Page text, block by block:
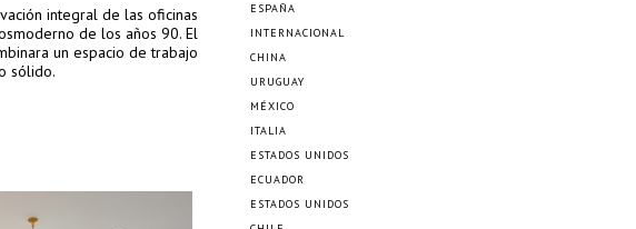
integral de las oficinas
de los años 90. El
un espacio de trabajo
sólido.
ESPAÑA
INTERNACIONAL
CHINA
URUGUAY
MÉXICO
ITALIA
ESTADOS UNIDOS
ECUADOR
ESTADOS UNIDOS